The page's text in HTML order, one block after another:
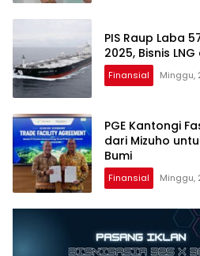
PIS Raup Laba
2025, Bisnis
Finansial Minggu,
PGE Kantongi
dari Mizuho
Bumi
Finansial Minggu,